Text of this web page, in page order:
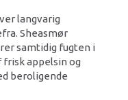
langvarig
Sheasmør
samtidig fugten i
frisk appelsin og
beroligende